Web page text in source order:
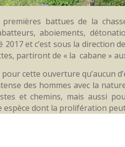
battues de la
aboiements,
et c’est sous la direction
partiront de « la cabane »
cette ouverture qu’aucun
des hommes avec la
et chemins, mais aussi
dont la prolifération